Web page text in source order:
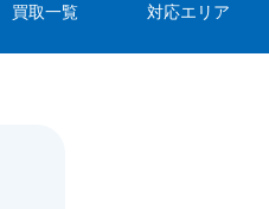
買取一覧 対応エリア